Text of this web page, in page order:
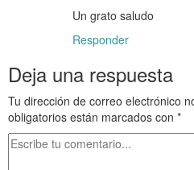
Un grato saludo
Responder
Deja una respuesta
Tu dirección de correo electrónico
obligatorios están marcados con *